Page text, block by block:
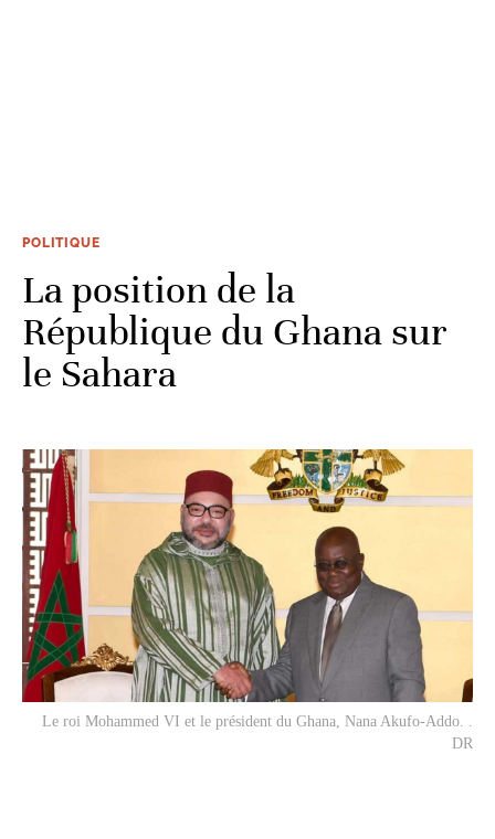
POLITIQUE
La position de la
République du Ghana sur
le Sahara
Le roi Mohammed VI et le président du Ghana, Nana Akufo-Addo. .
DR